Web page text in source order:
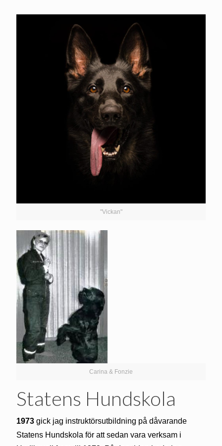
"Vickan"
Carina & Fonzie
Statens Hundskola
1973 gick jag instruktörsutbildning på dåvarande
Statens Hundskola för att sedan vara verksam i